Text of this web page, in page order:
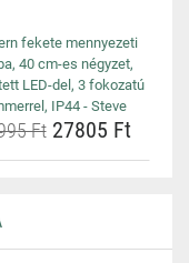
fekete mennyezeti
40 cm-es négyzet,
LED-del, 3 fokozatú
IP44 - Steve
Ft27805 Ft